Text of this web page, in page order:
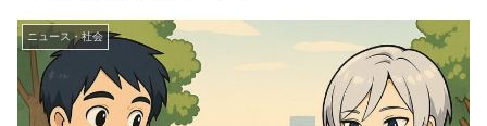
ニュース・社会